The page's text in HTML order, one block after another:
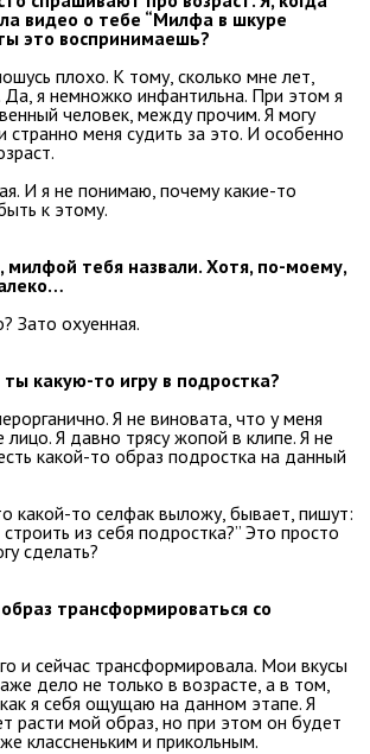
видео о тебе “Милфа в шкуре
это воспринимаешь?
плохо. К тому, сколько мне лет,
я немножко инфантильна. При этом я
человек, между прочим. Я могу
странно меня судить за это. И особенно
И я не понимаю, почему какие-то
к этому.
тебя назвали. Хотя, по-моему,
Зато охуенная.
какую-то игру в подростка?
Я не виновата, что у меня
Я давно трясу жопой в клипе. Я не
какой-то образ подростка на данный
какой-то селфак выложу, бывает, пишут:
из себя подростка?” Это просто
сделать?
трансформироваться со
и сейчас трансформировала. Мои вкусы
дело не только в возрасте, а в том,
я себя ощущаю на данном этапе. Я
расти мой образ, но при этом он будет
классненьким и прикольным.